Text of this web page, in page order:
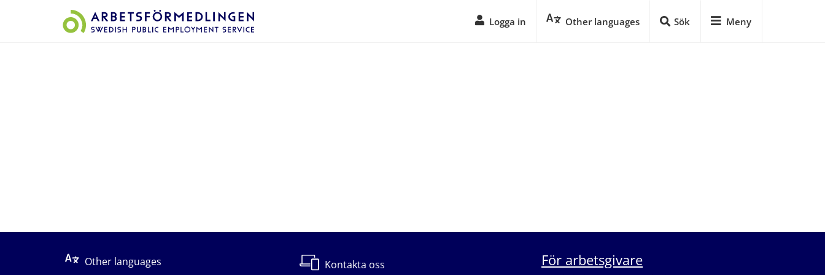
Logga in Other languages Sök Meny
Other languages
Kontakta oss För arbetsgivare